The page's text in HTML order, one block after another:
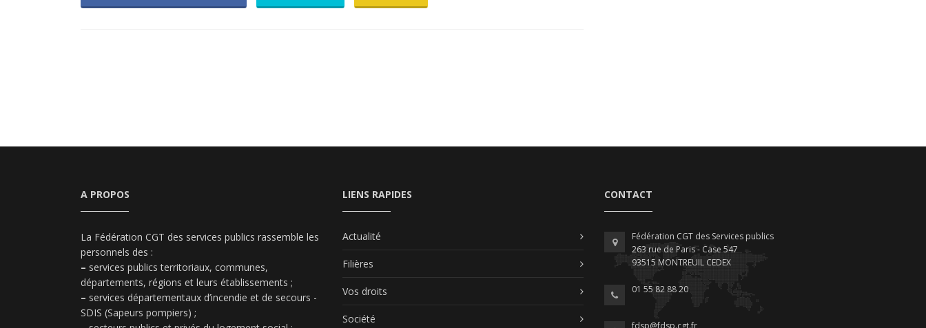
A PROPOS
La Fédération CGT des services publics rassemble les
personnels des :
– services publics territoriaux, communes,
départements, régions et leurs établissements ;
– services départementaux d’incendie et de secours -
SDIS (Sapeurs pompiers) ;
LIENS RAPIDES
Actualité
Filières
Vos droits
Société
CONTACT
Fédération CGT des Services publics
263 rue de Paris - Case 547
93515 MONTREUIL CEDEX
01 55 82 88 20